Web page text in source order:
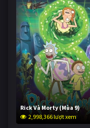
Rick Và Morty (Mùa 9)
2,998,366 lượt xem